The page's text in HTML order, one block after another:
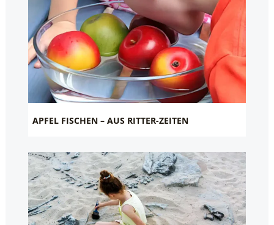
APFEL FISCHEN – AUS RITTER-ZEITEN